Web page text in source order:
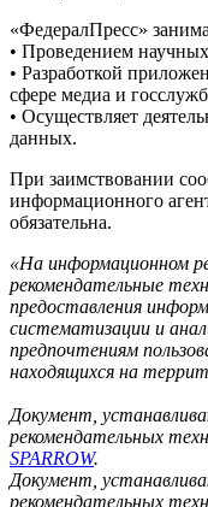
«ФедералПресс»
• Проведением
• Разработкой
сфере медиа и
• Осуществляет
данных.
При заимствовании
информационного
обязательна.
«На информационном
рекомендательные
предоставления
систематизации и
предпочтениям
находящихся на
Документ,
рекомендательных
SPARROW.
Документ,
рекомендательных